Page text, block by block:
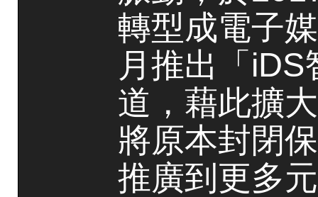
轉型成電子
月推出「
道，藉此擴
將原本封閉
推廣到更多